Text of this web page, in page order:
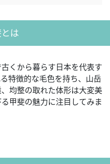
は
くから暮らす日本を代表す
特徴的な毛色を持ち、山岳
均整の取れた体形は大変美
甲斐の魅力に注目してみま